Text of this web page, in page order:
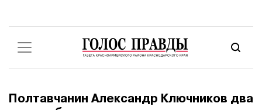
Полтавчанин Александр Ключников два